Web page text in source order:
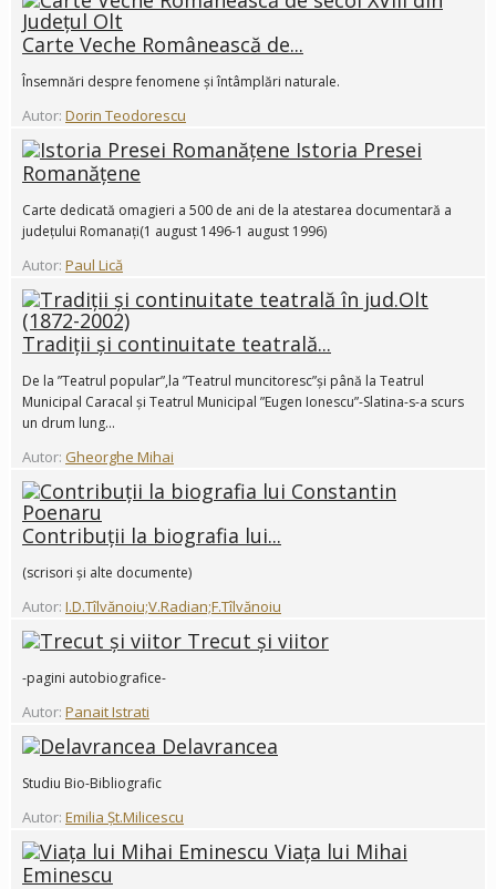
Carte Veche Românească de...
Însemnări despre fenomene și întâmplări naturale.
Autor: Dorin Teodorescu
Istoria Presei
Romanățene
Carte dedicată omagieri a 500 de ani de la atestarea documentară a
județului Romanați(1 august 1496-1 august 1996)
Autor: Paul Lică
Tradiții și continuitate teatrală...
De la ”Teatrul popular”,la ”Teatrul muncitoresc”și până la Teatrul
Municipal Caracal și Teatrul Municipal ”Eugen Ionescu”-Slatina-s-a scurs
un drum lung...
Autor: Gheorghe Mihai
Contribuții la biografia lui...
(scrisori și alte documente)
Autor: I.D.Tîlvănoiu;V.Radian;F.Tîlvănoiu
Trecut și viitor
-pagini autobiografice-
Autor: Panait Istrati
Delavrancea
Studiu Bio-Bibliografic
Autor: Emilia Șt.Milicescu
Viața lui Mihai
Eminescu